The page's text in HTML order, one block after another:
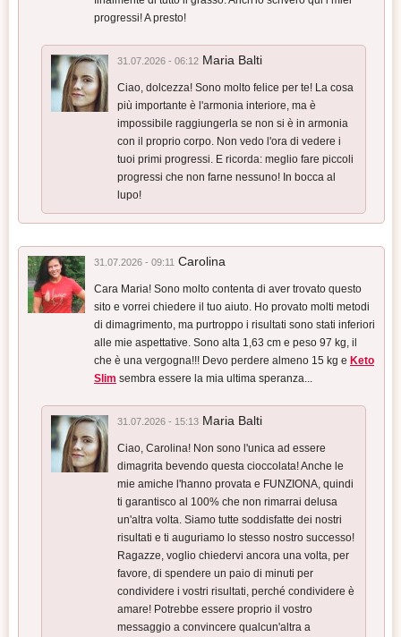
progressi! A presto!
31.07.2026 - 06:12 Maria Balti
Ciao, dolcezza! Sono molto felice per te! La cosa
più importante è l'armonia interiore, ma è
impossibile raggiungerla se non si è in armonia
con il proprio corpo. Non vedo l'ora di vedere i
tuoi primi progressi. E ricorda: meglio fare piccoli
progressi che non farne nessuno! In bocca al
lupo!
31.07.2026 - 09:11 Carolina
Cara Maria! Sono molto contenta di aver trovato questo
sito e vorrei chiedere il tuo aiuto. Ho provato molti metodi
di dimagrimento, ma purtroppo i risultati sono stati inferiori
alle mie aspettative. Sono alta 1,63 cm e peso 97 kg, il
che è una vergogna!!! Devo perdere almeno 15 kg e Keto
Slim sembra essere la mia ultima speranza...
31.07.2026 - 15:13 Maria Balti
Ciao, Carolina! Non sono l'unica ad essere
dimagrita bevendo questa cioccolata! Anche le
mie amiche l'hanno provata e FUNZIONA, quindi
ti garantisco al 100% che non rimarrai delusa
un'altra volta. Siamo tutte soddisfatte dei nostri
risultati e ti auguriamo lo stesso nostro successo!
Ragazze, voglio chiedervi ancora una volta, per
favore, di spendere un paio di minuti per
condividere i vostri risultati, perché condividere è
amare! Potrebbe essere proprio il vostro
messaggio a convincere qualcun'altra a